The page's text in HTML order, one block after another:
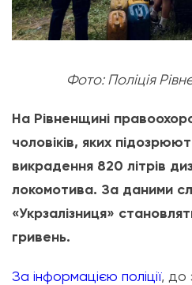
Фото: Поліція
На Рівненщині
чоловіків, яких
викрадення 820 літрів
локомотива. За даними
«Укрзалізниця»
гривень.
За інформацією поліції, до